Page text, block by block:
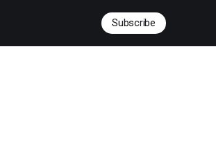
Subscribe